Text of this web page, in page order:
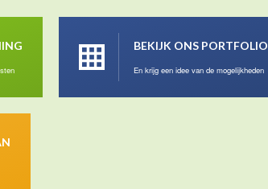
BEKIJK ONS PORTFOLIO
En krijg een idee van de mogelijkheden